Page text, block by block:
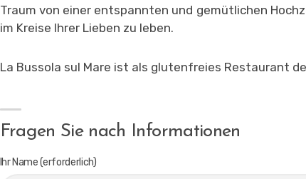
Traum von einer entspannten und gemütlichen
im Kreise Ihrer Lieben zu leben.
La Bussola sul Mare ist als glutenfreies Restaurant
Fragen Sie nach Informationen
Ihr Name (erforderlich)